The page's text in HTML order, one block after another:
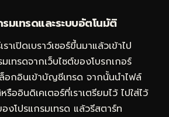
มเทรดและระบบอัตโนมัติ
ราเปิดเบราว์เซอร์ขึ้นมาแล้วเข้าไป
เทรดจากเว็บไซต์ของโบรกเกอร์
อกอินเข้าบัญชีเทรด จากนั้นนำไฟล์
รืออินดิเคเตอร์ที่เราเตรียมไว้ ไปใส่ไว้
งโปรแกรมเทรด แล้วรีสตาร์ท